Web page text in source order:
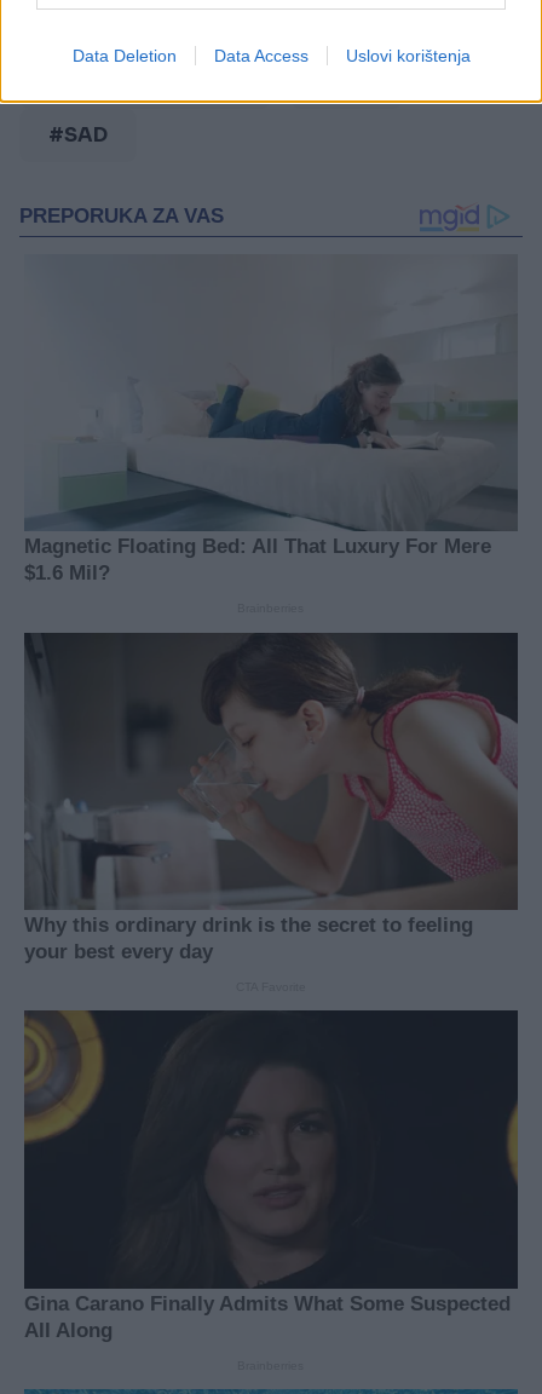
Data Deletion Data Access Uslovi korištenja
#SAD